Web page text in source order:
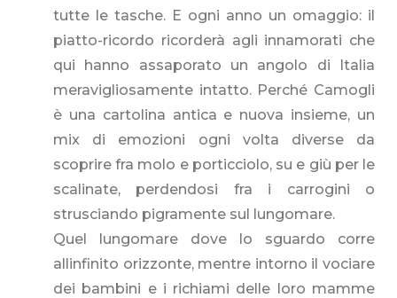
tutte le tasche. E ogni anno un omaggio: il
piatto-ricordo ricorderà agli innamorati che
qui hanno assaporato un angolo di Italia
meravigliosamente intatto. Perché Camogli
è una cartolina antica e nuova insieme, un
mix di emozioni ogni volta diverse da
scoprire fra molo e porticciolo, su e giù per le
scalinate, perdendosi fra i carrogini o
strusciando pigramente sul lungomare.
Quel lungomare dove lo sguardo corre
allinfinito orizzonte, mentre intorno il vociare
dei bambini e i richiami delle loro mamme